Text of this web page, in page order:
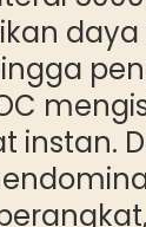
instan.